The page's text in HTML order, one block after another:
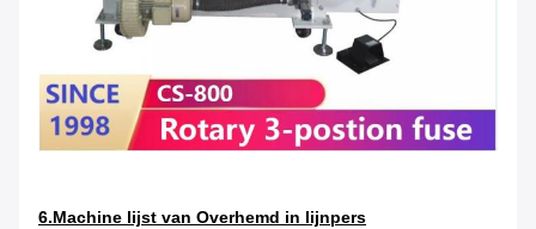
6.Machine lijst van Overhemd in lijnpers